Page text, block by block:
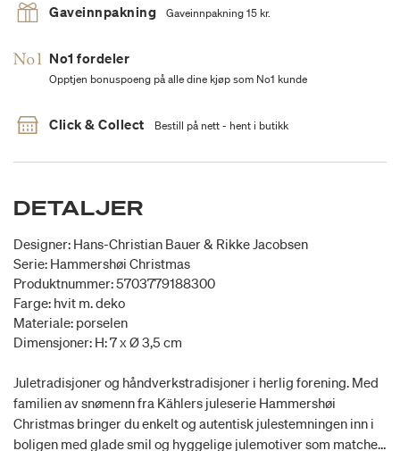
Gaveinnpakning Gaveinnpakning 15 kr.
No1 fordeler
Opptjen bonuspoeng på alle dine kjøp som No1 kunde
Click & Collect Bestill på nett - hent i butikk
DETALJER
Designer: Hans-Christian Bauer & Rikke Jacobsen
Serie: Hammershøi Christmas
Produktnummer: 5703779188300
Farge: hvit m. deko
Materiale: porselen
Dimensjoner: H: 7 x Ø 3,5 cm
Juletradisjoner og håndverkstradisjoner i herlig forening. Med
familien av snømenn fra Kählers juleserie Hammershøi
Christmas bringer du enkelt og autentisk julestemningen inn i
boligen med glade smil og hyggelige julemotiver som matcher